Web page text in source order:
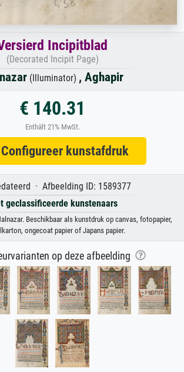
Incipitblad
(Decorated Incipit Page)
(Illuminator) , Aghapir
€ 140.31
Enthält 21% MwSt.
Configureer kunstafdruk
· Afbeelding ID: 1589377
geclassificeerde kunstenaars
Beschikbaar als kunstdruk op canvas, fotopapier,
ongecoat papier of Japans papier.
op deze afbeelding